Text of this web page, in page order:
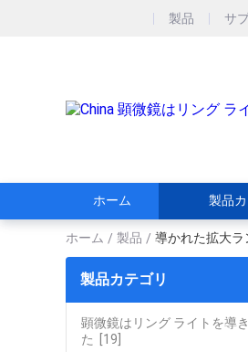
製品 サ
ホーム 製品
ホーム / 製品 / 導かれた拡大ラ
製品カテゴリ
顕微鏡はリング ライトを導
た
[19]